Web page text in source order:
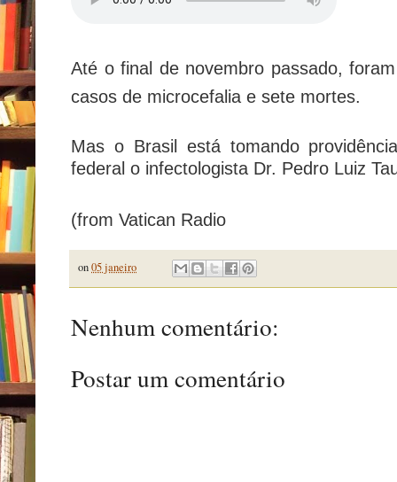
Até o final de novembro passado,
casos de microcefalia e sete mortes.
Mas o Brasil está tomando
federal o infectologista Dr. Pedro Luiz
(from Vatican Radio
on05 janeiro
Nenhum comentário:
Postar um comentário